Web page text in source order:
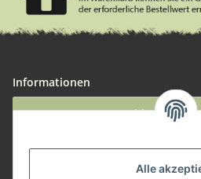
Alle
Informationen
Widerruf